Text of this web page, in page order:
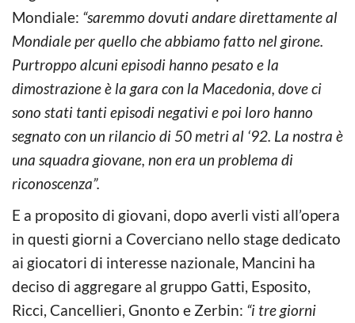
Mondiale: “saremmo dovuti andare direttamente al
Mondiale per quello che abbiamo fatto nel girone.
Purtroppo alcuni episodi hanno pesato e la
dimostrazione è la gara con la Macedonia, dove ci
sono stati tanti episodi negativi e poi loro hanno
segnato con un rilancio di 50 metri al ‘92. La nostra è
una squadra giovane, non era un problema di
riconoscenza”.
E a proposito di giovani, dopo averli visti all’opera
in questi giorni a Coverciano nello stage dedicato
ai giocatori di interesse nazionale, Mancini ha
deciso di aggregare al gruppo Gatti, Esposito,
Ricci, Cancellieri, Gnonto e Zerbin: “i tre giorni